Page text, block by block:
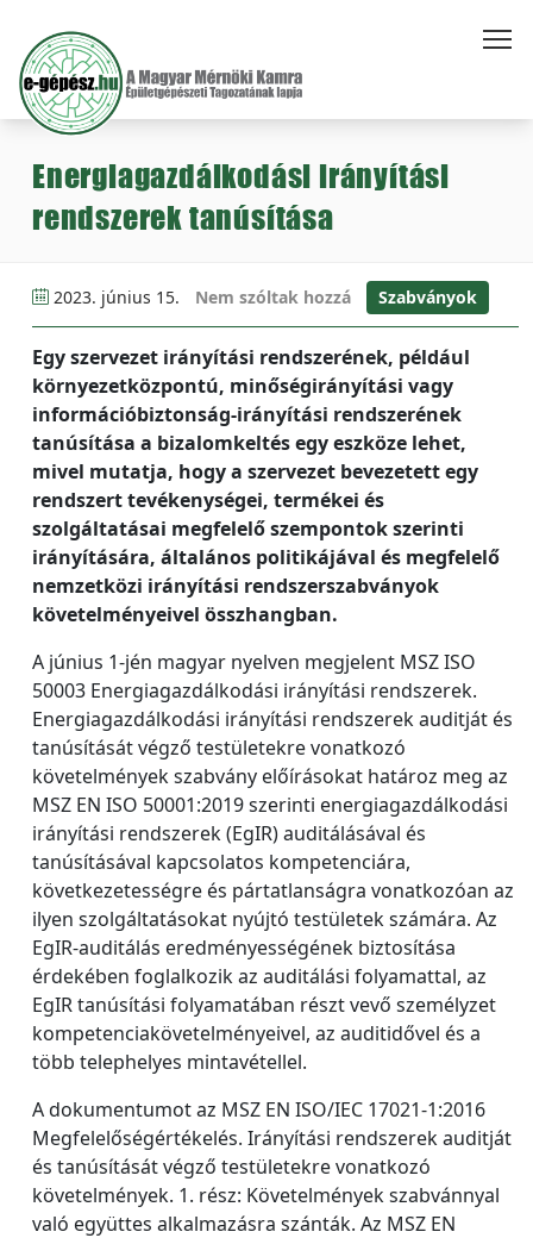
Energiagazdálkodási irányítási
rendszerek tanúsítása
2023. június 15. Nem szóltak hozzá Szabványok
Egy szervezet irányítási rendszerének, például
környezetközpontú, minőségirányítási vagy
információbiztonság-irányítási rendszerének
tanúsítása a bizalomkeltés egy eszköze lehet,
mivel mutatja, hogy a szervezet bevezetett egy
rendszert tevékenységei, termékei és
szolgáltatásai megfelelő szempontok szerinti
irányítására, általános politikájával és megfelelő
nemzetközi irányítási rendszerszabványok
követelményeivel összhangban.
A június 1-jén magyar nyelven megjelent MSZ ISO
50003 Energiagazdálkodási irányítási rendszerek.
Energiagazdálkodási irányítási rendszerek auditját és
tanúsítását végző testületekre vonatkozó
követelmények szabvány előírásokat határoz meg az
MSZ EN ISO 50001:2019 szerinti energiagazdálkodási
irányítási rendszerek (EgIR) auditálásával és
tanúsításával kapcsolatos kompetenciára,
következetességre és pártatlanságra vonatkozóan az
ilyen szolgáltatásokat nyújtó testületek számára. Az
EgIR-auditálás eredményességének biztosítása
érdekében foglalkozik az auditálási folyamattal, az
EgIR tanúsítási folyamatában részt vevő személyzet
kompetenciakövetelményeivel, az auditidővel és a
több telephelyes mintavétellel.
A dokumentumot az MSZ EN ISO/IEC 17021-1:2016
Megfelelőségértékelés. Irányítási rendszerek auditját
és tanúsítását végző testületekre vonatkozó
követelmények. 1. rész: Követelmények szabvánnyal
való együttes alkalmazásra szánták. Az MSZ EN